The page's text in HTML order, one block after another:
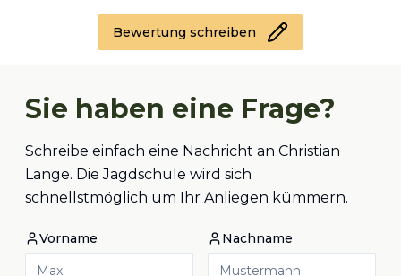
Bewertung schreiben
Sie haben eine Frage?
Schreibe einfach eine Nachricht an Christian
Lange. Die Jagdschule wird sich
schnellstmöglich um Ihr Anliegen kümmern.
Vorname Nachname